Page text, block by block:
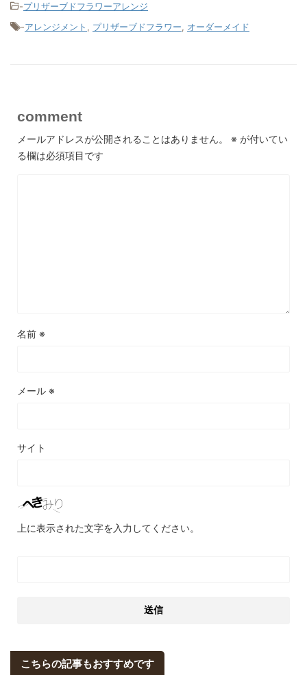
-プリザーブドフラワーアレンジ
-アレンジメント , プリザーブドフラワー, オーダーメイド
comment
メールアドレスが公開されることはありません。 ※ が付いてい
る欄は必須項目です
名前 ※
メール ※
サイト
上に表示された文字を入力してください。
こちらの記事もおすすめです